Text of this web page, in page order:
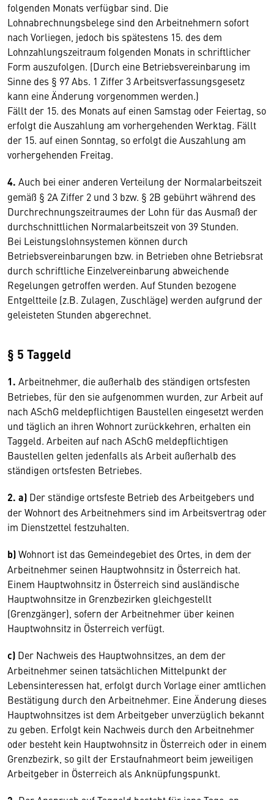
folgenden Monats verfügbar sind. Die
Lohnabrechnungsbelege sind den Arbeitnehmern sofort
nach Vorliegen, jedoch bis spätestens 15. des dem
Lohnzahlungszeitraum folgenden Monats in schriftlicher
Form auszufolgen. (Durch eine Betriebsvereinbarung im
Sinne des § 97 Abs. 1 Ziffer 3 Arbeitsverfassungsgesetz
kann eine Änderung vorgenommen werden.)
Fällt der 15. des Monats auf einen Samstag oder Feiertag, so
erfolgt die Auszahlung am vorhergehenden Werktag. Fällt
der 15. auf einen Sonntag, so erfolgt die Auszahlung am
vorhergehenden Freitag.
4. Auch bei einer anderen Verteilung der Normalarbeitszeit
gemäß § 2A Ziffer 2 und 3 bzw. § 2B gebührt während des
Durchrechnungszeitraumes der Lohn für das Ausmaß der
durchschnittlichen Normalarbeitszeit von 39 Stunden.
Bei Leistungslohnsystemen können durch
Betriebsvereinbarungen bzw. in Betrieben ohne Betriebsrat
durch schriftliche Einzelvereinbarung abweichende
Regelungen getroffen werden. Auf Stunden bezogene
Entgeltteile (z.B. Zulagen, Zuschläge) werden aufgrund der
geleisteten Stunden abgerechnet.
§ 5 Taggeld
1. Arbeitnehmer, die außerhalb des ständigen ortsfesten
Betriebes, für den sie aufgenommen wurden, zur Arbeit auf
nach ASchG meldepflichtigen Baustellen eingesetzt werden
und täglich an ihren Wohnort zurückkehren, erhalten ein
Taggeld. Arbeiten auf nach ASchG meldepflichtigen
Baustellen gelten jedenfalls als Arbeit außerhalb des
ständigen ortsfesten Betriebes.
2. a) Der ständige ortsfeste Betrieb des Arbeitgebers und
der Wohnort des Arbeitnehmers sind im Arbeitsvertrag oder
im Dienstzettel festzuhalten.
b)Wohnort ist das Gemeindegebiet des Ortes, in dem der
Arbeitnehmer seinen Hauptwohnsitz in Österreich hat.
Einem Hauptwohnsitz in Österreich sind ausländische
Hauptwohnsitze in Grenzbezirken gleichgestellt
(Grenzgänger), sofern der Arbeitnehmer über keinen
Hauptwohnsitz in Österreich verfügt.
c) Der Nachweis des Hauptwohnsitzes, an dem der
Arbeitnehmer seinen tatsächlichen Mittelpunkt der
Lebensinteressen hat, erfolgt durch Vorlage einer amtlichen
Bestätigung durch den Arbeitnehmer. Eine Änderung dieses
Hauptwohnsitzes ist dem Arbeitgeber unverzüglich bekannt
zu geben. Erfolgt kein Nachweis durch den Arbeitnehmer
oder besteht kein Hauptwohnsitz in Österreich oder in einem
Grenzbezirk, so gilt der Erstaufnahmeort beim jeweiligen
Arbeitgeber in Österreich als Anknüpfungspunkt.